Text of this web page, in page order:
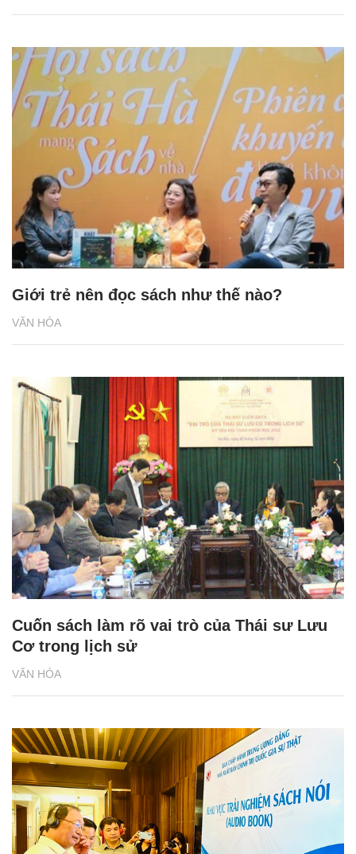
VĂN HÓA
Giới trẻ nên đọc sách như thế nào?
VĂN HÓA
Cuốn sách làm rõ vai trò của Thái sư Lưu
Cơ trong lịch sử